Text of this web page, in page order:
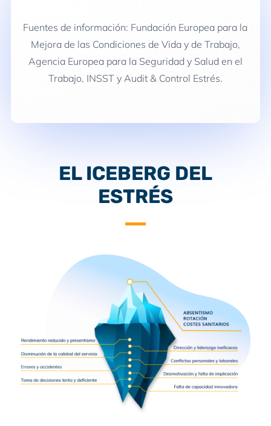
Fuentes de información: Fundación Europea para la
Mejora de las Condiciones de Vida y de Trabajo,
Agencia Europea para la Seguridad y Salud en el
Trabajo, INSST y Audit & Control Estrés.
EL ICEBERG DEL
ESTRÉS